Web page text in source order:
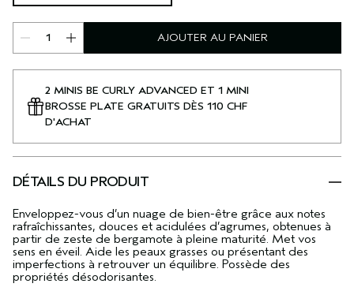
AJOUTER AU PANIER
2 MINIS BE CURLY ADVANCED ET 1 MINI
BROSSE PLATE GRATUITS DÈS 110 CHF
D'ACHAT
DÉTAILS DU PRODUIT
Enveloppez-vous d’un nuage de bien-être grâce aux notes
rafraîchissantes, douces et acidulées d’agrumes, obtenues à
partir de zeste de bergamote à pleine maturité. Met vos
sens en éveil. Aide les peaux grasses ou présentant des
imperfections à retrouver un équilibre. Possède des
propriétés désodorisantes.